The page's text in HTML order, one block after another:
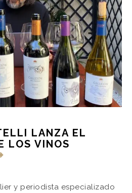
LANZA EL
LOS VINOS
y periodista especializado